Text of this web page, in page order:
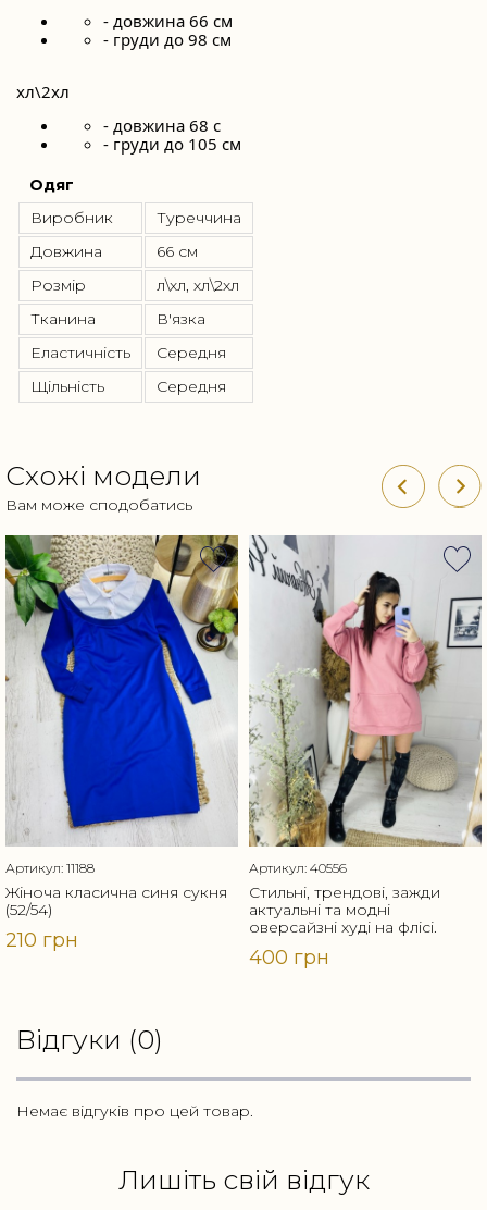
- довжина 66 см
- груди до 98 см
хл\2хл
- довжина 68 с
- груди до 105 см
Одяг
Виробник
Туреччина
Довжина
66 см
Розмір
л\хл, хл\2хл
Тканина
В'язка
Еластичність
Середня
Щільність
Середня
Схожі модели
Вам може сподобатись
Артикул: 11188
Жіноча класична синя сукня
(52/54)
210 грн
Артикул: 40556
Стильні, трендові, зажди
актуальні та модні
оверсайзні худі на флісі.
400 грн
Відгуки (0)
Немає відгуків про цей товар.
Лишіть свій відгук